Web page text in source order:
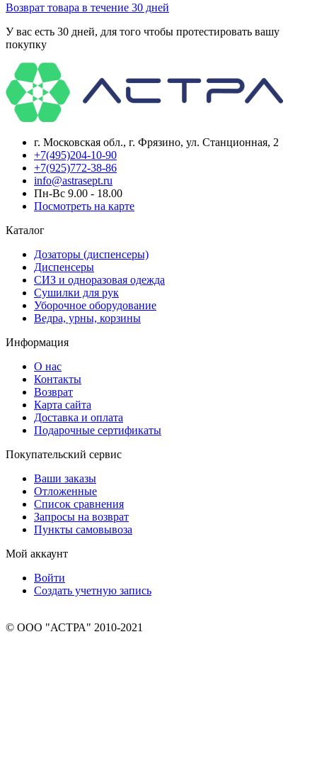
Возврат товара в течение 30 дней
У вас есть 30 дней, для того чтобы протестировать вашу
покупку
г. Московская обл., г. Фрязино, ул. Станционная, 2
+7(495)204-10-90
+7(925)772-38-86
info@astrasept.ru
Пн-Вс 9.00 - 18.00
Посмотреть на карте
Каталог
Дозаторы (диспенсеры)
Диспенсеры
СИЗ и одноразовая одежда
Сушилки для рук
Уборочное оборудование
Ведра, урны, корзины
Информация
О нас
Контакты
Возврат
Карта сайта
Доставка и оплата
Подарочные сертификаты
Покупательский сервис
Ваши заказы
Отложенные
Список сравнения
Запросы на возврат
Пункты самовывоза
Мой аккаунт
Войти
Создать учетную запись
© ООО "АСТРА" 2010-2021